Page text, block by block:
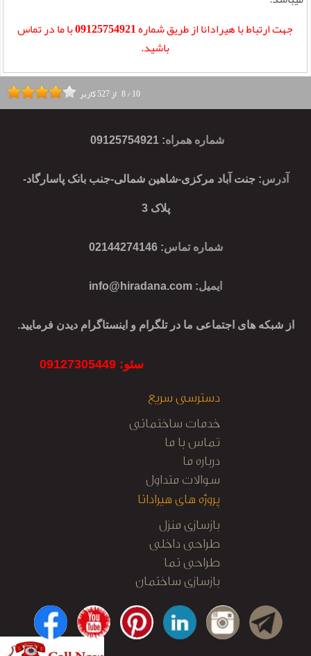
جهت ارتباط با هیرادانا از طریق شماره09125754921با ما در تماس
باشید.
8/10 از527کاربر
شماره همراه:
09125754921
آدرس: جنت آباد مرکزی-شاهین شمالی-جنب بانک پاسارگاد-
پلاک 3
شماره تماس: 02144274146
ایمیل:
info@hiradana.com
از شبکه های اجتماعی ما در تلگرام و اینستاگرام دیدن فرمایید.
سئو: 09127305449
دسترسی سریع
خدمات ساختمانی
تماس با ما
درباره ما
سوالات متداول
پروژه های هیرادانا
بازسازی منزل
طراحی داخلی
طراحی نما
بازسازی ساختمان
کابینت آشپزخانه
نظارت و اجرا